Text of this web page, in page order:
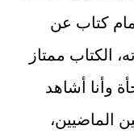
كتاب عن
الكتاب ممتاز
وأنا أشاهد
الماضيين،